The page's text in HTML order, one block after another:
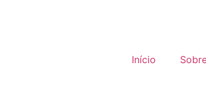
Início